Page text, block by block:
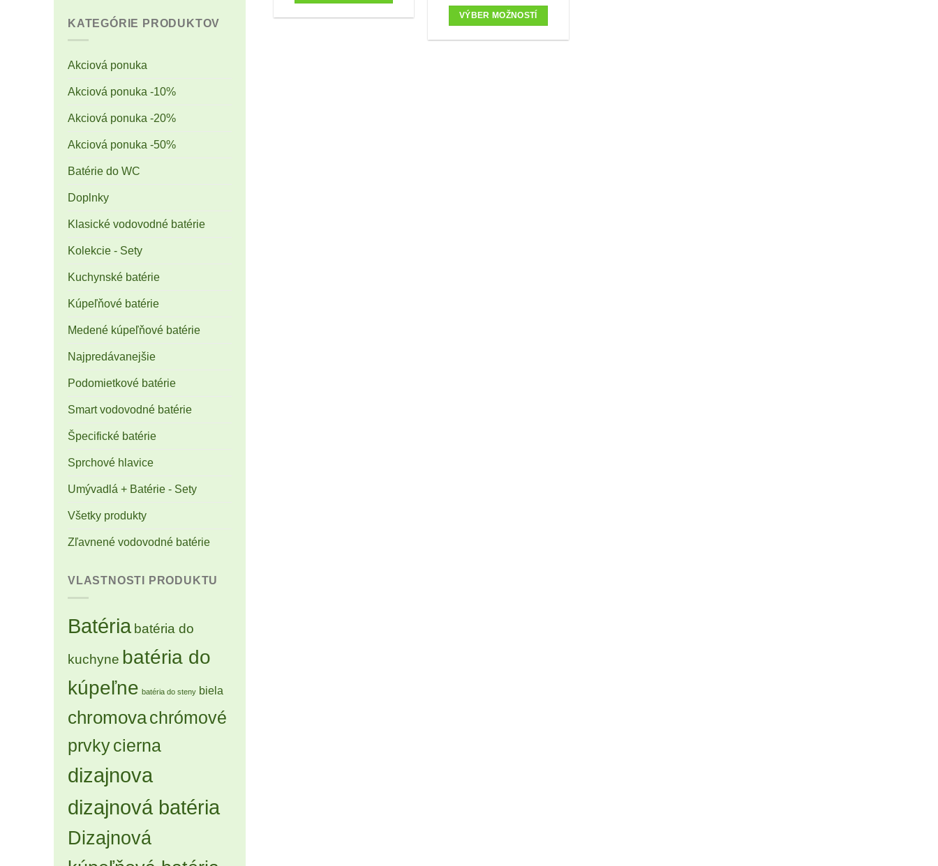
KATEGÓRIE PRODUKTOV
Akciová ponuka
Akciová ponuka -10%
Akciová ponuka -20%
Akciová ponuka -50%
Batérie do WC
Doplnky
Klasické vodovodné batérie
Kolekcie - Sety
Kuchynské batérie
Kúpeľňové batérie
Medené kúpeľňové batérie
Najpredávanejšie
Podomietkové batérie
Smart vodovodné batérie
Špecifické batérie
Sprchové hlavice
Umývadlá + Batérie - Sety
Všetky produkty
Zľavnené vodovodné batérie
VLASTNOSTI PRODUKTU
Batéria batéria do
kuchyne batéria do
kúpeľne batéria do steny biela
chromovachrómové
prvkycierna
dizajnova
dizajnová batéria
Dizajnová
VÝBER MOŽNOSTÍ